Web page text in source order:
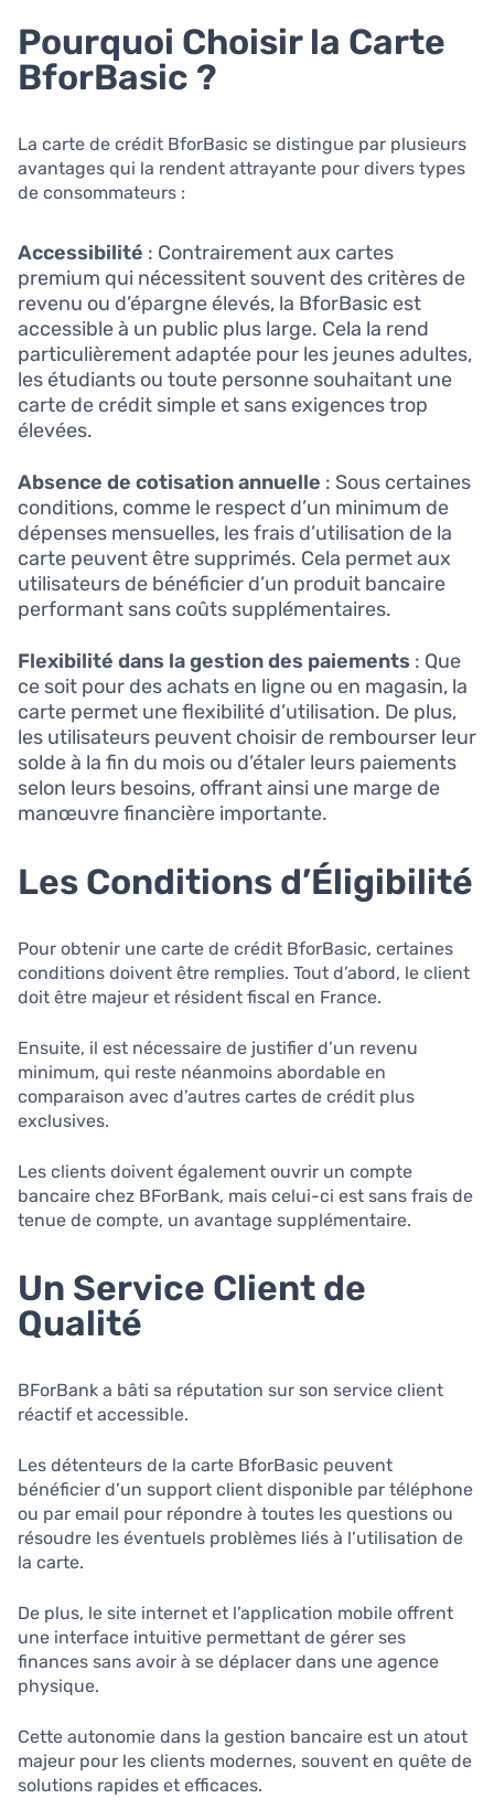
Pourquoi Choisir la Carte
BforBasic ?
La carte de crédit BforBasic se distingue par plusieurs
avantages qui la rendent attrayante pour divers types
de consommateurs :
Accessibilité : Contrairement aux cartes
premium qui nécessitent souvent des critères de
revenu ou d’épargne élevés, la BforBasic est
accessible à un public plus large. Cela la rend
particulièrement adaptée pour les jeunes adultes,
les étudiants ou toute personne souhaitant une
carte de crédit simple et sans exigences trop
élevées.
Absence de cotisation annuelle : Sous certaines
conditions, comme le respect d’un minimum de
dépenses mensuelles, les frais d’utilisation de la
carte peuvent être supprimés. Cela permet aux
utilisateurs de bénéficier d’un produit bancaire
performant sans coûts supplémentaires.
Flexibilité dans la gestion des paiements : Que
ce soit pour des achats en ligne ou en magasin, la
carte permet une flexibilité d’utilisation. De plus,
les utilisateurs peuvent choisir de rembourser leur
solde à la fin du mois ou d’étaler leurs paiements
selon leurs besoins, offrant ainsi une marge de
manœuvre financière importante.
Les Conditions d’Éligibilité
Pour obtenir une carte de crédit BforBasic, certaines
conditions doivent être remplies. Tout d’abord, le client
doit être majeur et résident fiscal en France.
Ensuite, il est nécessaire de justifier d’un revenu
minimum, qui reste néanmoins abordable en
comparaison avec d’autres cartes de crédit plus
exclusives.
Les clients doivent également ouvrir un compte
bancaire chez BForBank, mais celui-ci est sans frais de
tenue de compte, un avantage supplémentaire.
Un Service Client de
Qualité
BForBank a bâti sa réputation sur son service client
réactif et accessible.
Les détenteurs de la carte BforBasic peuvent
bénéficier d’un support client disponible par téléphone
ou par email pour répondre à toutes les questions ou
résoudre les éventuels problèmes liés à l’utilisation de
la carte.
De plus, le site internet et l’application mobile offrent
une interface intuitive permettant de gérer ses
finances sans avoir à se déplacer dans une agence
physique.
Cette autonomie dans la gestion bancaire est un atout
majeur pour les clients modernes, souvent en quête de
solutions rapides et efficaces.